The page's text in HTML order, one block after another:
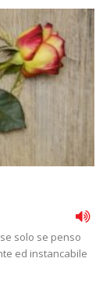
solo se penso
ed instancabile